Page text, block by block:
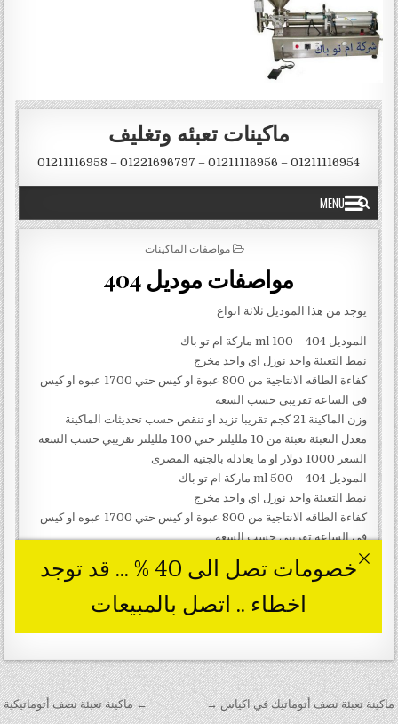
تصفّح المقالات ← ماكينة تعبئة نصف أتوماتيكية ماكينة تعبئة نصف أتوماتيك في اكياس →